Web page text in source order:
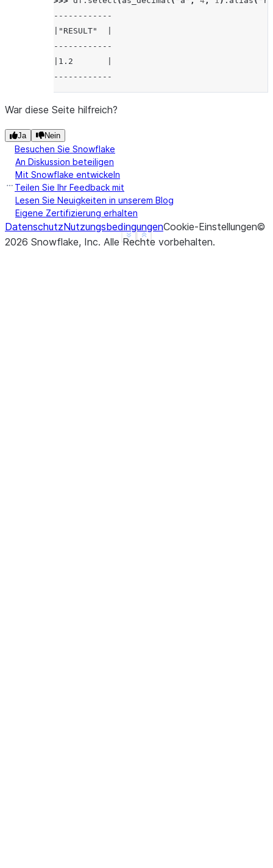
------------
|"RESULT"  |
------------
|1.2       |
------------
Show less
See more
War diese Seite hilfreich?
Ja Nein
Besuchen Sie Snowflake
An Diskussion beteiligen
Mit Snowflake entwickeln
Teilen Sie Ihr Feedback mit
Lesen Sie Neuigkeiten in unserem Blog
Eigene Zertifizierung erhalten
DatenschutzNutzungsbedingungenCookie-Einstellungen©
2026 Snowflake, Inc. Alle Rechte vorbehalten.